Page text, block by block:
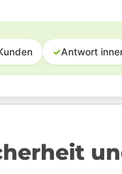
✓Antwort